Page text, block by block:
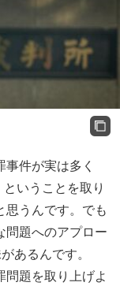
件が実は多く
いうことを取り
思うんです。でも
問題へのアプロー
あるんです。
問題を取り上げよ